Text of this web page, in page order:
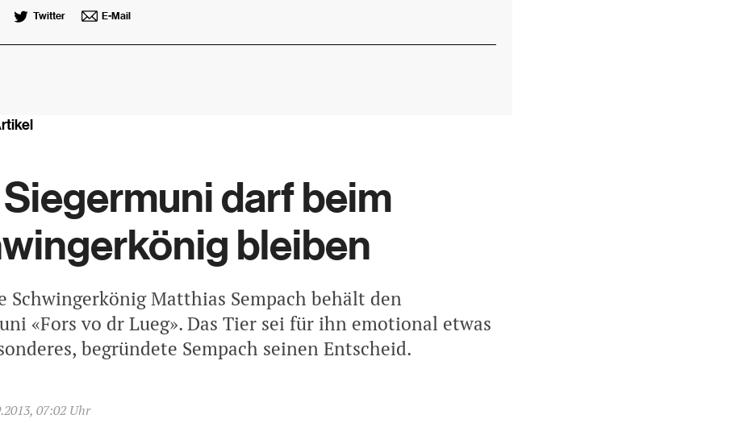
Twitter E-Mail
darf beim
bleiben
Schwingerkönig Matthias Sempach behält den
«Fors vo dr Lueg». Das Tier sei für ihn emotional etwas
begründete Sempach seinen Entscheid.
07:02 Uhr